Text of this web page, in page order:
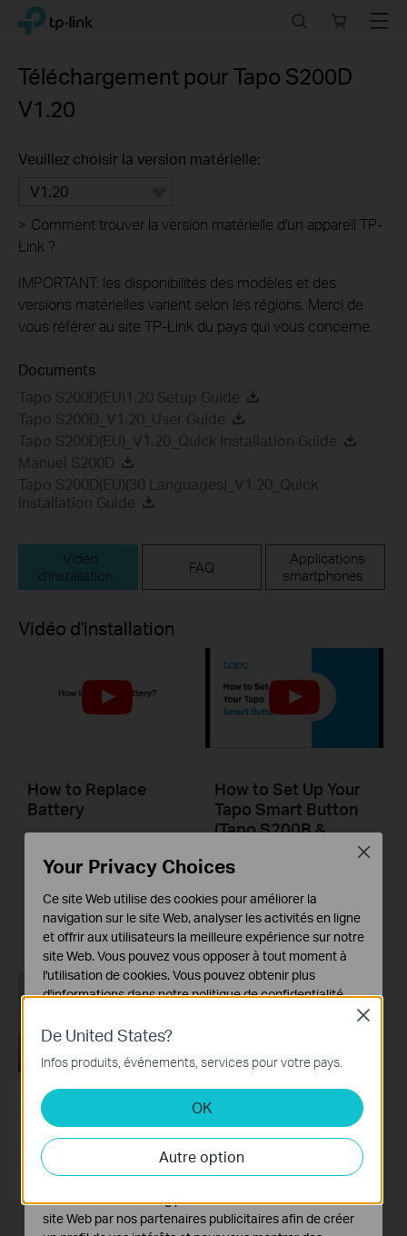
Click
the
navigation
TP-Link, Reliably Smart
store
Menu
Téléchargement pourTapo S200D
V1.20
Veuillez choisir la version matérielle:
V1.20
> Comment trouver la version matérielle d'un appareil TP-
Link ?
IMPORTANT: les disponibilités des modèles et des
versions matérielles varient selon les régions. Merci de
vous référer au site TP-Link du pays qui vous concerne.
Documents
Tapo S200D(EU)1.20 Setup Guide
Tapo S200D_V1.20_User Guide
Tapo S200D(EU)_V1.20_Quick Installation Guide
Manuel S200D
Tapo S200D(EU)(30 Languages)_V1.20_Quick
Installation Guide
Vidéo
d'installation
FAQ
Applications
smartphones
Vidéo d'installation
How to Replace
Battery
How to Set Up Your
Tapo Smart Button
(Tapo S200B &
Plus
Tuto configuration
Tapo S200D
De United States?
Infos produits, événements, services pour votre pays.
OK
Autre option
Close
Your Privacy Choices
Ce site Web utilise des cookies pour améliorer la
navigation sur le site Web, analyser les activités en ligne
et offrir aux utilisateurs la meilleure expérience sur notre
site Web. Vous pouvez vous opposer à tout moment à
l'utilisation de cookies. Vous pouvez obtenir plus
d'informations dans notrepolitique de confidentialité.
Ces cookies sont nécessaires au fonctionnement du
site Web et ne peuvent pas être désactivés dans vos
Cookies d'analyse et marketing
Les cookies d'analyse nous permettent d'analyser vos
activités sur notre site Web pour améliorer et ajuster les
fonctionnalités de notre site Web.
Les cookies marketing peuvent être définis via notre
site Web par nos partenaires publicitaires afin de créer
Close